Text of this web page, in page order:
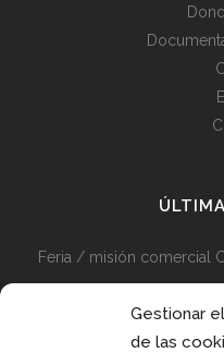
Gestionar
de las
Feria / misión comercial
Misión comercial
Diseño